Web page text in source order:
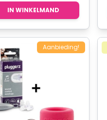
IN WINKELMAND
Aanbieding!